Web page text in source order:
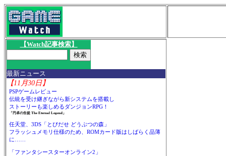
【Watch記事検索】
最新ニュース
【11月30日】
PSPゲームレビュー
伝統を受け継ぎながら新システムを搭載し
ストーリーも楽しめるダンジョンRPG！
「円卓の生徒 The Eternal Legend」
任天堂、3DS「とびだせ どうぶつの森」
フラッシュメモリ仕様のため、ROMカード版はしばらく品薄
に……
「ファンタシースターオンライン2」